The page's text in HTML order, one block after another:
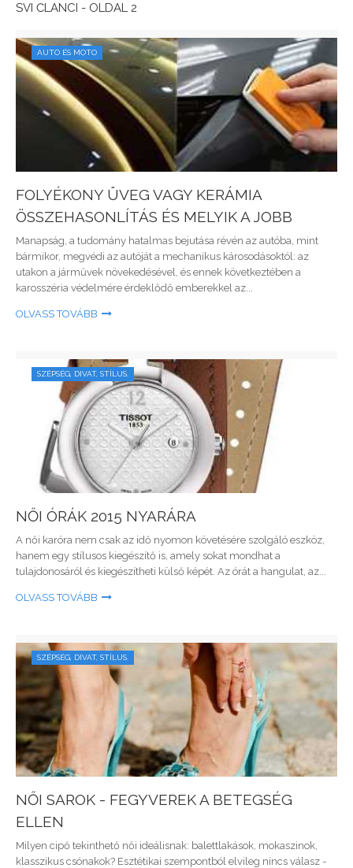
SVI ČLANCI - OLDAL 2
AUTO ÉS MOTO
FOLYÉKONY ÜVEG VAGY KERÁMIA
ÖSSZEHASONLÍTÁS ÉS MELYIK A JOBB
Manapság, a tudomány hatalmas bejutása révén az autóba, mint
bármikor, megvédi az autóját a mechanikus károsodásoktól: az
utakon a járművek növekedésével, és ennek következtében a
karosszéria védelmére érdeklődő emberekkel az...
OLVASS TOVÁBB
SZÉPSÉG, DIVAT, STÍLUS.
NŐI ÓRÁK 2015 NYARÁRA
A női karóra nem csak az idő nyomon követésére szolgáló eszköz,
hanem egy stílusos kiegészítő is, amely sokat mondhat a
tulajdonosáról és kiegészítheti külső képét. Az órát a hangulat, az...
OLVASS TOVÁBB
SZÉPSÉG, DIVAT, STÍLUS.
NŐI SAROK - FEGYVEREK A BETEGSÉG
ELLEN
Milyen cipő tekinthető női ideálisnak: balettlakások, mokaszinok,
klasszikus csónakok? Esztétikai szempontból elvileg nincs válasz -